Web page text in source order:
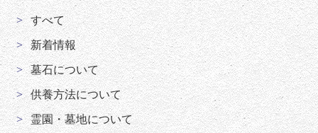
すべて
新着情報
墓石について
供養方法について
霊園・墓地について